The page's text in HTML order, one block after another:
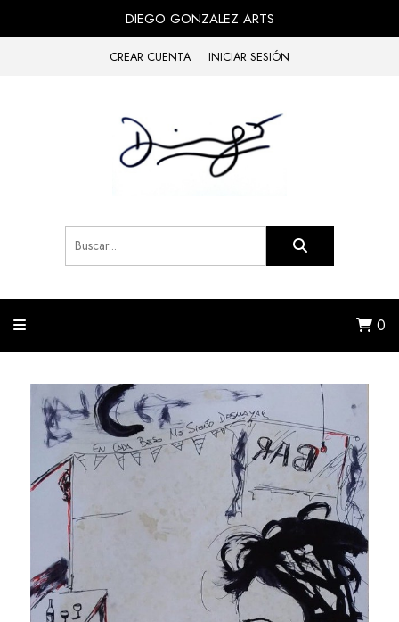
DIEGO GONZALEZ ARTS
CREAR CUENTA INICIAR SESIÓN
0